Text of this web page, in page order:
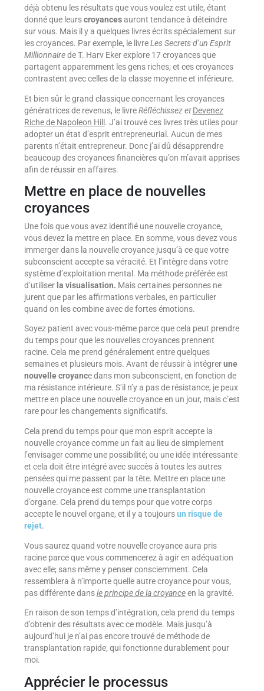
déjà obtenu les résultats que vous voulez est utile, étant
donné que leurscroyancesauront tendance à déteindre
sur vous. Mais il y a quelques livres écrits spécialement sur
les croyances. Par exemple, le livreLes Secrets d’un Esprit
Millionnairede T. Harv Eker explore 17 croyances que
partagent apparemment les gens riches; et ces croyances
contrastent avec celles de la classe moyenne et inférieure.
Et bien sûr le grand classique concernant les croyances
génératrices de revenus, le livreRéfléchissez etDevenez
Riche de Napoleon Hill. J’ai trouvé ces livres très utiles pour
adopter un état d’esprit entrepreneurial. Aucun de mes
parents n’était entrepreneur. Donc j’ai dû désapprendre
beaucoup des croyances financières qu’on m’avait apprises
afin de réussir en affaires.
Mettre en place de nouvelles
croyances
Une fois que vous avez identifié une nouvelle croyance,
vous devez la mettre en place. En somme, vous devez vous
immerger dans la nouvelle croyance jusqu’à ce que votre
subconscient accepte sa véracité. Et l’intègre dans votre
système d’exploitation mental. Ma méthode préférée est
d’utiliser la visualisation. Mais certaines personnes ne
jurent que par les affirmations verbales, en particulier
quand on les combine avec de fortes émotions.
Soyez patient avec vous-même parce que cela peut prendre
du temps pour que les nouvelles croyances prennent
racine. Cela me prend généralement entre quelques
semaines et plusieurs mois. Avant de réussir à intégrerune
nouvelle croyance dans mon subconscient, en fonction de
ma résistance intérieure. S’il n’y a pas de résistance, je peux
mettre en place une nouvelle croyance en un jour, mais c’est
rare pour les changements significatifs.
Cela prend du temps pour que mon esprit accepte la
nouvelle croyance comme un fait au lieu de simplement
l’envisager comme une possibilité; ou une idée intéressante
et cela doit être intégré avec succès à toutes les autres
pensées qui me passent par la tête. Mettre en place une
nouvelle croyance est comme une transplantation
d’organe. Cela prend du temps pour que votre corps
accepte le nouvel organe, et il y a toujoursun risque de
rejet.
Vous saurez quand votre nouvelle croyance aura pris
racine parce que vous commencerez à agir en adéquation
avec elle; sans même y penser consciemment. Cela
ressemblera à n’importe quelle autre croyance pour vous,
pas différente dansle principe de la croyanceen la gravité.
En raison de son temps d’intégration, cela prend du temps
d’obtenir des résultats avec ce modèle. Mais jusqu’à
aujourd’hui je n’ai pas encore trouvé de méthode de
transplantation rapide; qui fonctionne durablement pour
moi.
Apprécier le processus